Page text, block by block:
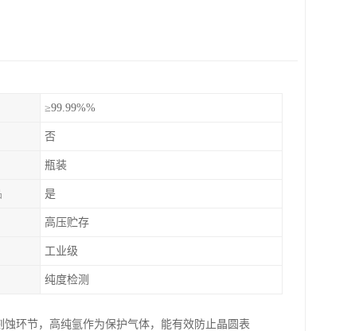
≥99.99%%
否
瓶装
是
高压贮存
工业级
纯度检测
环节，高纯氩作为保护气体，能有效防止晶圆表